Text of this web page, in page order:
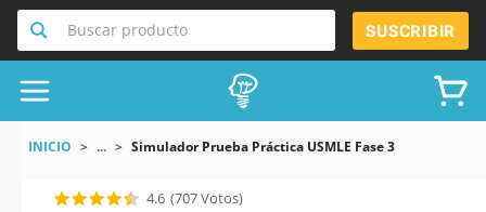
Buscar producto SUSCRIBIR
INICIO ... Simulador Prueba Práctica USMLE Fase 3
4.6 (707 Votos)